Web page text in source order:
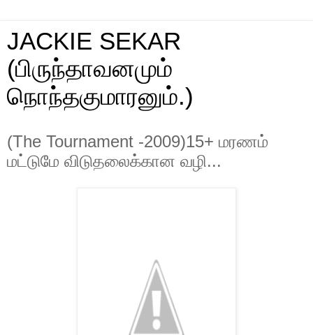
JACKIE SEKAR
(பிருந்தாவனமும்
நொந்தகுமாரனும்.)
(The Tournament -2009)15+ மரணம்
மட்டுமே விடுதலைக்கான வழி...